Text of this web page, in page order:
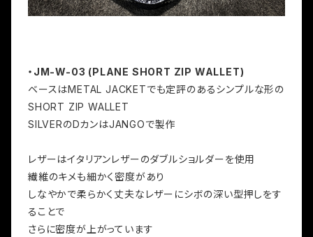
・JM-W-03 (PLANE SHORT ZIP WALLET)
ベースはMETAL JACKETでも定評のあるシンプルな形の
SHORT ZIP WALLET
SILVERのDカンはJANGOで製作
レザーはイタリアンレザーのダブルショルダーを使用
繊維のキメも細かく密度があり
しなやかで柔らかく丈夫なレザーにシボの深い型押しをす
ることで
さらに密度が上がっています